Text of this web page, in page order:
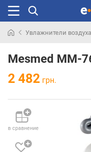
раньше
Увлажнители воздуха
Mesmed MM-
2 482 грн.
в сравнение